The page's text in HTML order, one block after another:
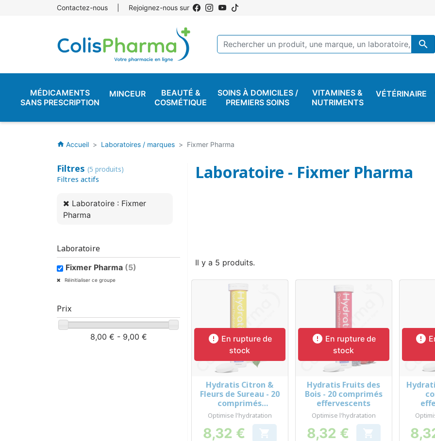
Contactez-nous Rejoignez-nous sur

MÉDICAMENTS
SANS PRESCRIPTION
MINCEUR
BEAUTÉ &
COSMÉTIQUE
SOINS À DOMICILES /
PREMIERS SOINS
VITAMINES &
NUTRIMENTS
VÉTÉRINAIRE
home Accueil Laboratoires / marques Fixmer Pharma
Filtres (5 produits)
Filtres actifs
Laboratoire : Fixmer
Pharma
Laboratoire
Fixmer Pharma (5)
Réinitialiser ce groupe
Prix
8,00 € - 9,00 €
Laboratoire - Fixmer Pharma
Il y a 5 produits.
 En rupture de
stock
Aperçu rapide
Hydratis Citron &
Fleurs de Sureau - 20
comprimés
effervescents
Optimise l'hydratation
Prix
8,32 € 
 En rupture de
stock
Aperçu rapide
Hydratis Fruits des
Bois - 20 comprimés
effervescents
Optimise l'hydratation
Prix
8,32 € 

